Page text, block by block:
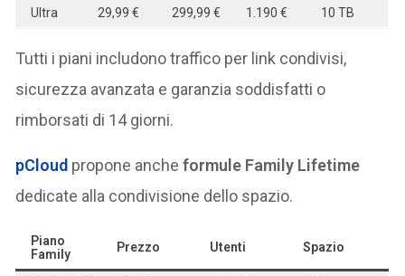
Ultra 29,99 € 299,99 € 1.190 € 10 TB
Tutti i piani includono traffico per link condivisi,
sicurezza avanzata e garanzia soddisfatti o
rimborsati di 14 giorni.
pCloud propone ancheformule Family Lifetime
dedicate alla condivisione dello spazio.
Piano
Family
Prezzo Utenti Spazio